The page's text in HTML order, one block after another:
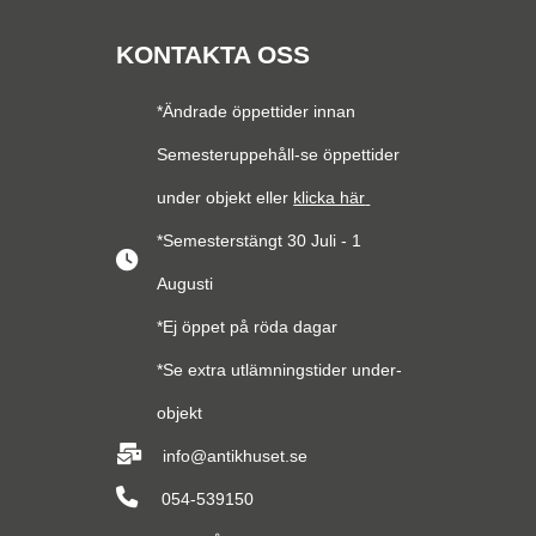
KONTAKTA OSS
*Ändrade öppettider innan
Semesteruppehåll-se öppettider
under objekt eller klicka här
*Semesterstängt 30 Juli - 1
Augusti
*Ej öppet på röda dagar
*Se extra utlämningstider under-
objekt
info@antikhuset.se
054-539150